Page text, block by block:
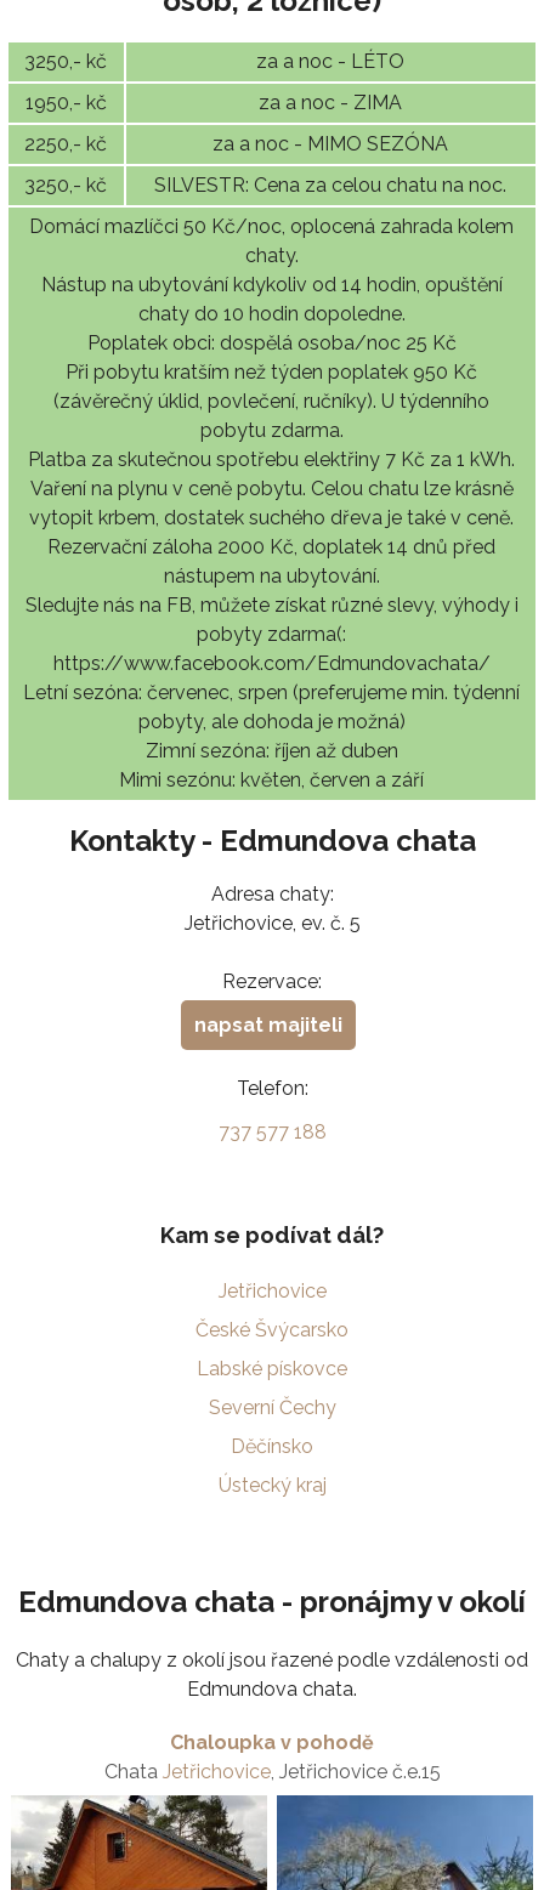
3250,- kč
za a noc - LÉTO
1950,- kč
za a noc - ZIMA
2250,- kč
za a noc - MIMO SEZÓNA
3250,- kč
SILVESTR: Cena za celou chatu na noc.
Domácí mazlíčci 50 Kč/noc, oplocená zahrada kolem
chaty.
Nástup na ubytování kdykoliv od 14 hodin, opuštění
chaty do 10 hodin dopoledne.
Poplatek obci: dospělá osoba/noc 25 Kč
Při pobytu kratším než týden poplatek 950 Kč
(závěrečný úklid, povlečení, ručníky). U týdenního
pobytu zdarma.
Platba za skutečnou spotřebu elektřiny 7 Kč za 1 kWh.
Vaření na plynu v ceně pobytu. Celou chatu lze krásně
vytopit krbem, dostatek suchého dřeva je také v ceně.
Rezervační záloha 2000 Kč, doplatek 14 dnů před
nástupem na ubytování.
Sledujte nás na FB, můžete získat různé slevy, výhody i
pobyty zdarma(:
https://www.facebook.com/Edmundovachata/
Letní sezóna: červenec, srpen (preferujeme min. týdenní
pobyty, ale dohoda je možná)
Zimní sezóna: říjen až duben
Mimi sezónu: květen, červen a září
Kontakty - Edmundova chata
Adresa chaty:
Jetřichovice, ev. č. 5
Rezervace:
napsat majiteli
Telefon:
737 577 188
Kam se podívat dál?
Jetřichovice
České Švýcarsko
Labské pískovce
Severní Čechy
Děčínsko
Ústecký kraj
Edmundova chata - pronájmy v okolí
Chaty a chalupy z okolí jsou řazené podle vzdálenosti od
Edmundova chata.
Chaloupka v pohodě
Chata Jetřichovice, Jetřichovice č.e.15